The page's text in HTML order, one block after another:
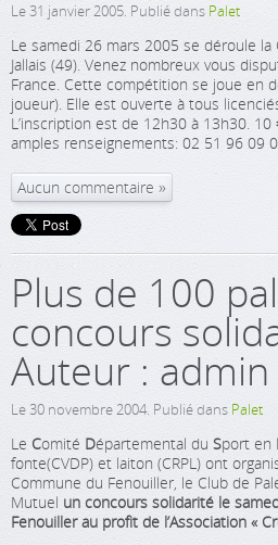
Le 31 janvier 2005. Publié dans Palet
Le samedi 26 mars 2005 se déroule
Jallais (49). Venez nombreux vous
France. Cette compétition se joue en
joueur). Elle est ouverte à tous
L’inscription est de 12h30 à 13h30.
amples renseignements: 02 51 96 09
Aucun commentaire
Plus de 100
concours
Auteur : admin
Le30 novembre 2004. Publié dans Palet
Le Comité Départemental du Sport en
fonte(CVDP) et laiton (CRPL) ont
Commune du Fenouiller, le Club de
Mutuel un concours solidarité le
Fenouiller au profit de l’Association «